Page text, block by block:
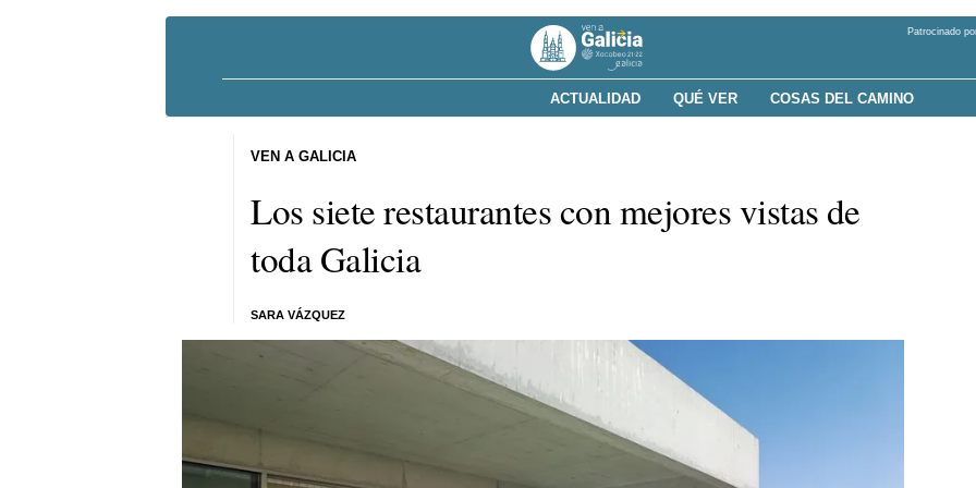
Patrocinado
ACTUALIDAD QUÉ VER COSAS DEL CAMINO
Los siete restaurantes con mejores vistas de
toda Galicia
SARA VÁZQUEZ
VEN A GALICIA